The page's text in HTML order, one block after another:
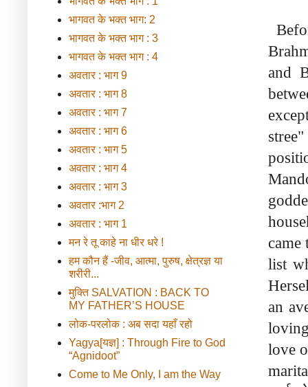
and
came
list
an
love
भागवत के भक्त भाग: 2
भागवत के भक्त भाग : 3
भागवत के भक्त भाग : 4
अवतार : भाग 9
अवतार : भाग 8
अवतार : भाग 7
अवतार : भाग 6
अवतार : भाग 5
अवतार : भाग 4
अवतार : भाग 3
अवतार :भाग 2
अवतार : भाग 1
मन रे तू काहे ना धीर धरे !
हम कौन हैं -जीव, आत्मा, पुरुष, क्षेत्रज्ञ या
शरीरी...
मुक्ति SALVATION : BACK TO
MY FATHER’S HOUSE
लोक-परलोक : अब सदा यहाँ रहो
Yagya[यज्ञ] : Through Fire to God
“Agnidoot”
Come to Me Only, I am the Way